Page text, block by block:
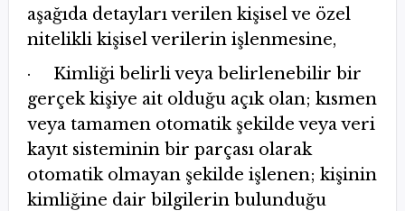
aşağıda detayları verilen kişisel ve özel
nitelikli kişisel verilerin işlenmesine,
· Kimliği belirli veya belirlenebilir bir
gerçek kişiye ait olduğu açık olan; kısmen
veya tamamen otomatik şekilde veya veri
kayıt sisteminin bir parçası olarak
otomatik olmayan şekilde işlenen; kişinin
kimliğine dair bilgilerin bulunduğu